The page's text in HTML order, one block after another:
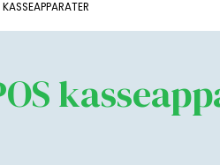
KASSEAPPARATER